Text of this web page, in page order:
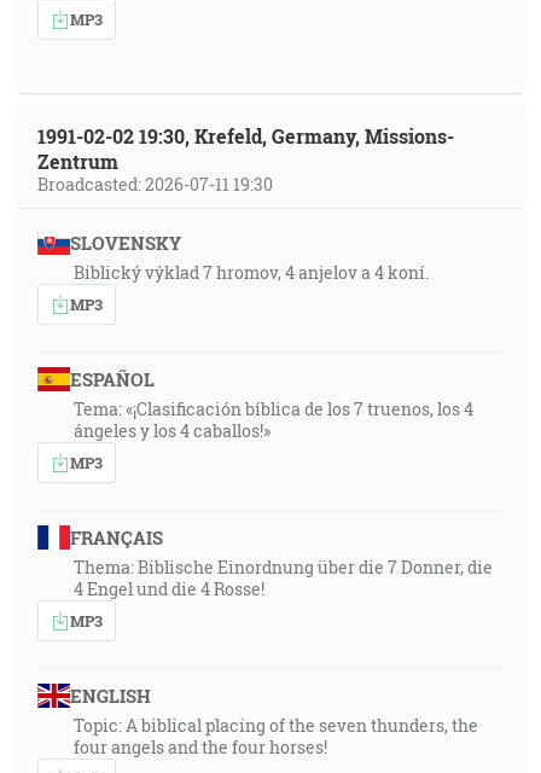
MP3
1991-02-02 19:30, Krefeld, Germany, Missions-
Zentrum
Broadcasted: 2026-07-11 19:30
SLOVENSKY
Biblický výklad 7 hromov, 4 anjelov a 4 koní.
MP3
ESPAÑOL
Tema: «¡Clasificación bíblica de los 7 truenos, los 4
ángeles y los 4 caballos!»
MP3
FRANÇAIS
Thema: Biblische Einordnung über die 7 Donner, die
4 Engel und die 4 Rosse!
MP3
ENGLISH
Topic: A biblical placing of the seven thunders, the
four angels and the four horses!